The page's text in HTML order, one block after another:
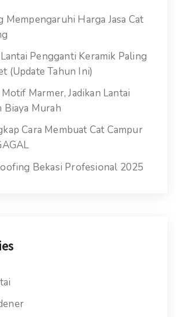
Mempengaruhi Harga Jasa Cat
Pengganti Keramik Paling
(Update Tahun Ini)
Marmer, Jadikan Lantai
Biaya Murah
Cara Membuat Cat Campur
Bekasi Profesional 2025